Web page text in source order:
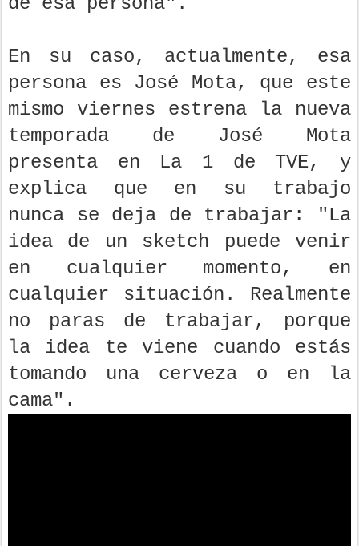
En su caso, actualmente, esa
persona es José Mota, que este
mismo viernes estrena la nueva
temporada de José Mota
presenta en La 1 de TVE, y
explica que en su trabajo
nunca se deja de trabajar: "La
idea de un sketch puede venir
en cualquier momento, en
cualquier situación. Realmente
no paras de trabajar, porque
la idea te viene cuando estás
tomando una cerveza o en la
cama".